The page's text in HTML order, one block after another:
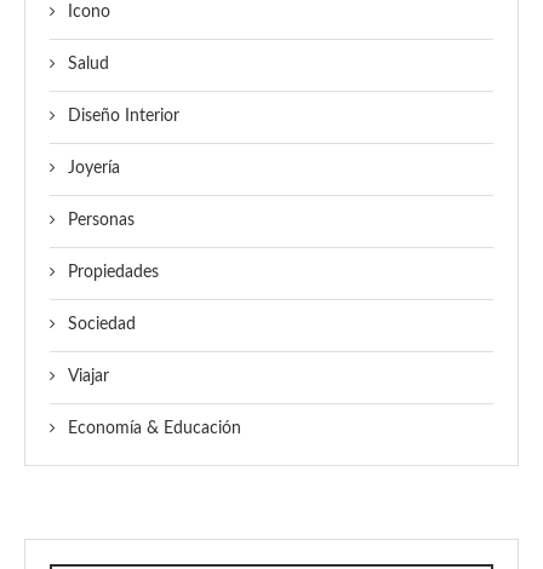
Icono
Salud
Diseño Interior
Joyería
Personas
Propiedades
Sociedad
Viajar
Economía & Educación